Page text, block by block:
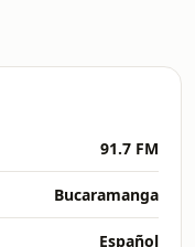
91.7 FM
Bucaramanga
Español